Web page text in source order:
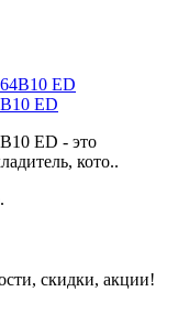
ED
ED - это
кото..
, скидки, акции!